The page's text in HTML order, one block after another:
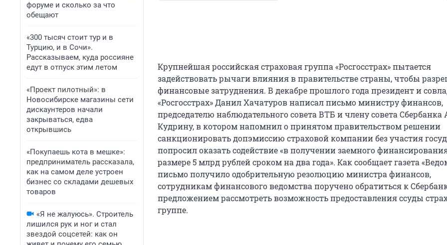
форуме и сколько за что
обещают
«300 тысяч стоит тур и в
Турцию, и в Сочи».
Рассказываем, куда россияне
едут в отпуск этим летом
«Проект пилотный»: в
Новосибирске магазины сети
дискаунтеров начали
закрываться, едва
открывшись
«Покупаешь кота в мешке»:
предприниматель рассказала,
как на самом деле устроен
бизнес со складами дешевых
товаров
«Я не жалуюсь». Строитель
лишился рук и ног и стал
звездой соцсетей: как он
Крупнейшая российская страховая группа «Росгосстрах» пытается
задействовать рычаги влияния в правительстве страны, чтобы
финансовые затруднения. В декабре прошлого года президент и
«Росгосстрах» Данил Хачатуров написал письмо министру финансов,
председателю наблюдательного совета ВТБ и члену совета Сбербанка
Кудрину, в котором напомнил о принятом правительством решении
санкционировать допэмиссию страховой компании без участия
попросил оказать содействие «в получении заемного
размере 5 млрд рублей сроком на два года». Как сообщает газета
письмо получило одобрительную резолюцию министра финансов,
сотрудникам финансового ведомства поручено обратиться к
предложением рассмотреть возможность предоставления ссуды
группе.